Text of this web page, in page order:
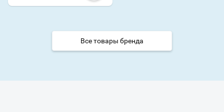
Все товары бренда